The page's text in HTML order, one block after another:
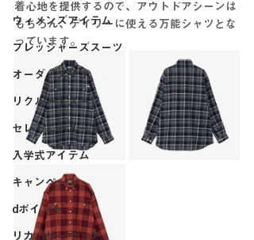
ウィメンズアイテム
フレッシャーズスーツ
オーダースーツ
リクルートスーツ
セレモニースーツ
入学式アイテム
キャンペーン
dポイント
リカバリーウェア
着心地を提供するので、アウトドアシーンは
もちろん、デイリーに使える万能シャツとな
っています。